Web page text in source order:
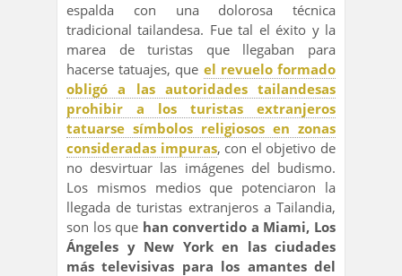
espalda con una dolorosa técnica
tradicional tailandesa. Fue tal el éxito y la
marea de turistas que llegaban para
hacerse tatuajes, que el revuelo formado
obligó a las autoridades tailandesas
prohibir a los turistas extranjeros
tatuarse símbolos religiosos en zonas
consideradas impuras, con el objetivo de
no desvirtuar las imágenes del budismo.
Los mismos medios que potenciaron la
llegada de turistas extranjeros a Tailandia,
son los que han convertido a Miami, Los
Ángeles y New York en las ciudades
más televisivas para los amantes del